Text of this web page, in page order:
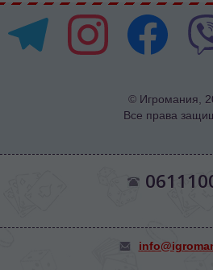
© Игромания,
Все права